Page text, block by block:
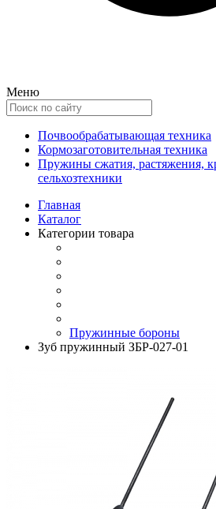
Меню
Почвообрабатывающая техника
Кормозаготовительная техника
Пружины сжатия, растяжения,
сельхозтехники
Главная
Каталог
Категории товара
Пружинные бороны
Зуб пружинный ЗБР-027-01